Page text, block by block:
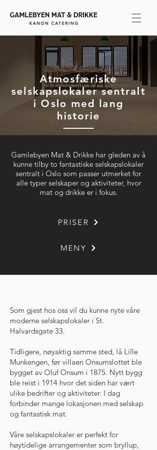
Atmosfæriske
selskapslokaler sentralt
i Oslo med lang
historie
Gamlebyen Mat & Drikke har gleden av å
kunne tilby to fantastiske selskapslokaler
sentralt i Oslo som passer utmerket for
alle typer selskaper og aktiviteter, hvor
mat og drikke er i fokus.
PRISER
MENY
Som gjest hos oss vil du kunne nyte våre
moderne selskapslokaler i St.
Halvardsgate 33.
Tidligere, nøyaktig samme sted, lå Lille
Munkengen, før villaen Onsumslottet ble
bygget av Oluf Onsum i 1875. Nytt bygg
ble reist i 1914 hvor det siden har vært
ulike bedrifter og aktiviteter. I dag
forbinder mange lokasjonen med selskap
og fantastisk mat.
Våre selskapslokaler er perfekt for
høytidelige arrangementer som bryllup,